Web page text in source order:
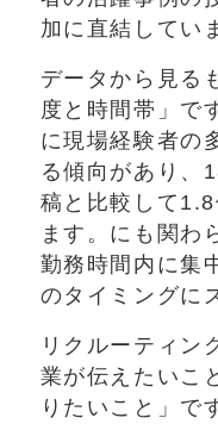
加に直結してい
データから見る
度と時間帯」で
に現場経験者の
る傾向があり、
稿と比較して
ます。にも関わ
勤務時間内に集
のタイミングに
リクルーティン
業が伝えたいこ
りたいこと」で